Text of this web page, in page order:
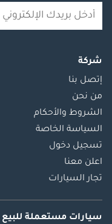
شركة
إتصل بنا
من نحن
الشروط والأحكام
السياسة الخاصة
تسجيل دخول
اعلن معنا
تجار السيارات
سيارات مستعملة للبيع